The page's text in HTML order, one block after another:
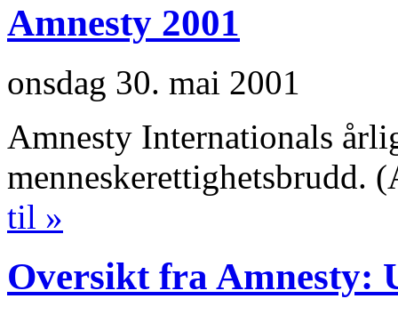
Amnesty 2001
onsdag 30. mai 2001
Amnesty Internationals
menneskerettighetsbrudd.
til »
Oversikt fra Amnesty: